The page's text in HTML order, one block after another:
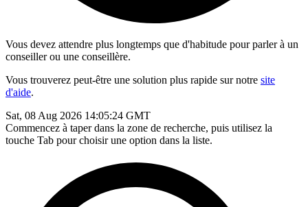
Vous devez attendre plus longtemps que d'habitude pour parler à un
conseiller ou une conseillère.
Vous trouverez peut-être une solution plus rapide sur notre site
d'aide.
Sat, 08 Aug 2026 14:05:24 GMT
Commencez à taper dans la zone de recherche, puis utilisez la
touche Tab pour choisir une option dans la liste.